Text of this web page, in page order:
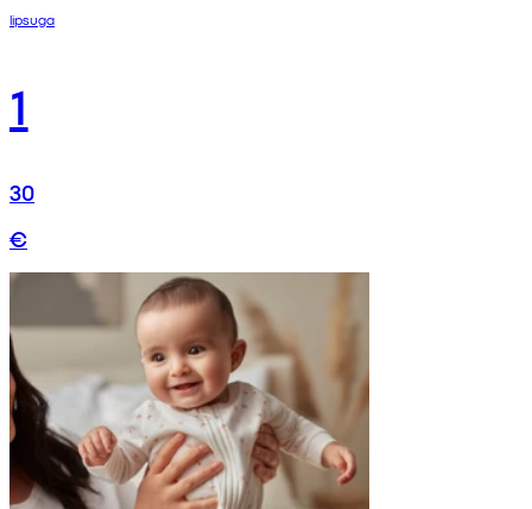
lipsuga
1
30
€